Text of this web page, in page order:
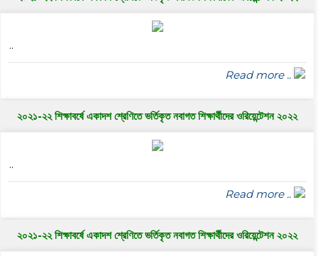
..
Read more ..
২০২১-২২ শিক্ষাবর্ষে একাদশ শ্রেণিতে ভর্তিকৃত নবাগত শিক্ষার্থীদের ওরিয়েন্টেশন ২০২২
..
Read more ..
২০২১-২২ শিক্ষাবর্ষে একাদশ শ্রেণিতে ভর্তিকৃত নবাগত শিক্ষার্থীদের ওরিয়েন্টেশন ২০২২